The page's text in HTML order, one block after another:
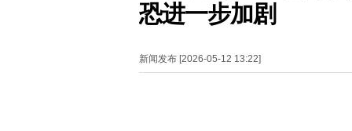
恐进一步加剧
新闻发布 [2026-05-12 13:22]